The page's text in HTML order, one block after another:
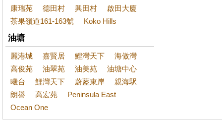
康瑞苑
德田村 興田村
啟田大廈
茶果嶺道161-163號
Koko Hills
油塘
麗港城 嘉賢居 鯉灣天下
海傲灣
高俊苑
油翠苑 油美苑
油塘中心
曦台
鯉灣天下 蔚藍東岸
親海駅
朗譽
高宏苑
Peninsula East
Ocean One